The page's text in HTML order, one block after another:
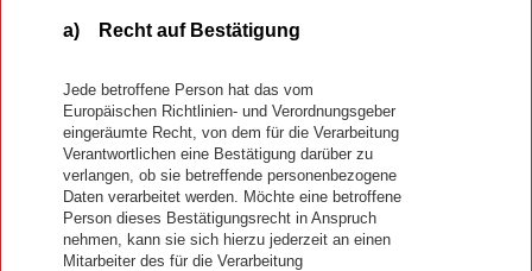
a) Recht auf Bestätigung
Jede betroffene Person hat das vom
Europäischen Richtlinien- und Verordnungsgeber
eingeräumte Recht, von dem für die Verarbeitung
Verantwortlichen eine Bestätigung darüber zu
verlangen, ob sie betreffende personenbezogene
Daten verarbeitet werden. Möchte eine betroffene
Person dieses Bestätigungsrecht in Anspruch
nehmen, kann sie sich hierzu jederzeit an einen
Mitarbeiter des für die Verarbeitung